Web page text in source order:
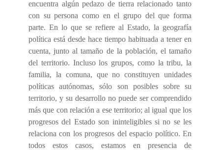
encuentra algún pedazo de tierra relacionado tanto
con su persona como en el grupo del que forma
parte. En lo que se refiere al Estado, la geografía
política está desde hace tiempo habituada a tener en
cuenta, junto al tamaño de la población, el tamaño
del territorio. Incluso los grupos, como la tribu, la
familia, la comuna, que no constituyen unidades
políticas autónomas, sólo son posibles sobre su
territorio, y su desarrollo no puede ser comprendido
más que con relación a ese territorio; al igual que los
progresos del Estado son ininteligibles si no se les
relaciona con los progresos del espacio político. En
todos estos casos, estamos en presencia de